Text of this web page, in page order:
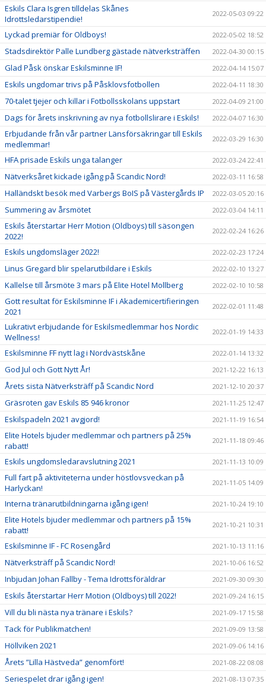
Eskils Clara Isgren tilldelas Skånes
Idrottsledarstipendie!
2022-05-03 09:22
Lyckad premiär för Oldboys! 2022-05-02 18:52
Stadsdirektör Palle Lundberg gästade nätverksträffen 2022-04-30 00:15
Glad Påsk önskar Eskilsminne IF! 2022-04-14 15:07
Eskils ungdomar trivs på Påsklovsfotbollen 2022-04-11 18:30
70-talet tjejer och killar i Fotbollsskolans uppstart 2022-04-09 21:00
Dags för årets inskrivning av nya fotbollslirare i Eskils! 2022-04-07 16:30
Erbjudande från vår partner Länsförsäkringar till Eskils
medlemmar!
2022-03-29 16:30
HFA prisade Eskils unga talanger 2022-03-24 22:41
Nätverksåret kickade igång på Scandic Nord! 2022-03-11 16:58
Halländskt besök med Varbergs BoIS på Västergårds IP 2022-03-05 20:16
Summering av årsmötet 2022-03-04 14:11
Eskils återstartar Herr Motion (Oldboys) till säsongen
2022!
2022-02-24 16:26
Eskils ungdomsläger 2022! 2022-02-23 17:24
Linus Gregard blir spelarutbildare i Eskils 2022-02-10 13:27
Kallelse till årsmöte 3 mars på Elite Hotel Mollberg 2022-02-10 10:58
Gott resultat för Eskilsminne IF i Akademicertifieringen
2021
2022-02-01 11:48
Lukrativt erbjudande för Eskilsmedlemmar hos Nordic
Wellness!
2022-01-19 14:33
Eskilsminne FF nytt lag i Nordvästskåne 2022-01-14 13:32
God Jul och Gott Nytt År! 2021-12-22 16:13
Årets sista Nätverksträff på Scandic Nord 2021-12-10 20:37
Gräsroten gav Eskils 85 946 kronor 2021-11-25 12:47
Eskilspadeln 2021 avgjord! 2021-11-19 16:54
Elite Hotels bjuder medlemmar och partners på 25%
rabatt!
2021-11-18 09:46
Eskils ungdomsledaravslutning 2021 2021-11-13 10:09
Full fart på aktiviteterna under höstlovsveckan på
Harlyckan!
2021-11-05 14:09
Interna tränarutbildningarna igång igen! 2021-10-24 19:10
Elite Hotels bjuder medlemmar och partners på 15%
rabatt!
2021-10-21 10:31
Eskilsminne IF - FC Rosengård 2021-10-13 11:16
Nätverksträff på Scandic Nord! 2021-10-06 16:52
Inbjudan Johan Fallby - Tema Idrottsföräldrar 2021-09-30 09:30
Eskils återstartar Herr Motion (Oldboys) till 2022! 2021-09-24 16:15
Vill du bli nästa nya tränare i Eskils? 2021-09-17 15:58
Tack för Publikmatchen! 2021-09-09 13:58
Höllviken 2021 2021-09-06 14:16
Årets ”Lilla Hästveda” genomfört! 2021-08-22 08:08
Seriespelet drar igång igen! 2021-08-13 07:35